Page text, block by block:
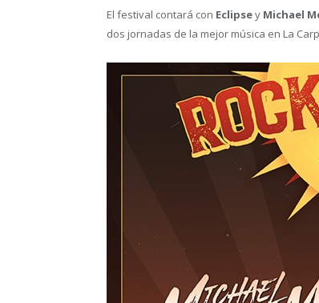
El festival contará con Eclipsey Michael
dos jornadas de la mejor música en La